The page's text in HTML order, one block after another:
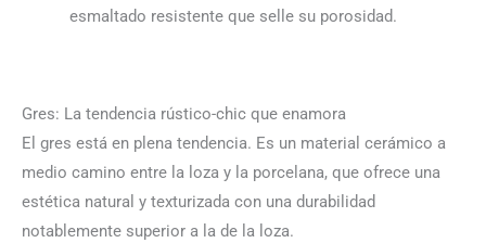
esmaltado resistente que selle su porosidad.
Gres: La tendencia rústico-chic que enamora
El gres está en plena tendencia. Es un material cerámico a
medio camino entre la loza y la porcelana, que ofrece una
estética natural y texturizada con una durabilidad
notablemente superior a la de la loza.